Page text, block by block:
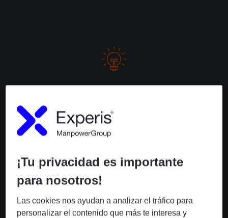
Agentes autónomos de Inteligencia Artificial que permiten
análisis predictivo, toma de decisiones autónoma y
procesamiento de datos no estructurados con
¡Tu privacidad es importante
para nosotros!
Las cookies nos ayudan a analizar el tráfico para
personalizar el contenido que más te interesa y